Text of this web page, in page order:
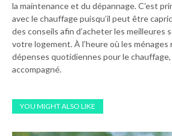
la maintenance et du dépannage. C’est
avec le chauffage puisqu’il peut être
des conseils afin d’acheter les meilleures
votre logement. À l’heure où les
dépenses quotidiennes pour le
accompagné.
YOU MIGHT ALSO LIKE